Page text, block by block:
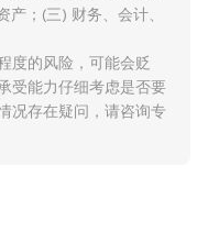
；(三) 财务、会计、
度的风险，可能会贬
受能力仔细考虑是否要
况存在疑问，请咨询专